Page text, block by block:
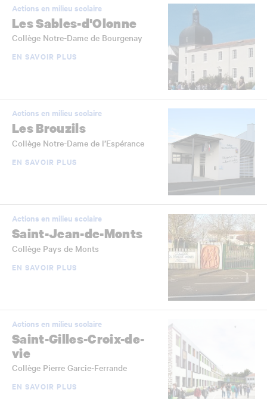
Actions en milieu scolaire
Les Sables-d'Olonne
Collège Notre-Dame de Bourgenay
EN SAVOIR PLUS
Actions en milieu scolaire
Les Brouzils
Collège Notre-Dame de l’Espérance
EN SAVOIR PLUS
Actions en milieu scolaire
Saint-Jean-de-Monts
Collège Pays de Monts
EN SAVOIR PLUS
Actions en milieu scolaire
Saint-Gilles-Croix-de-
vie
Collège Pierre Garcie-Ferrande
EN SAVOIR PLUS